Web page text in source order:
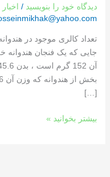
دیدگاه‌ خود را بنویسید /
جایی که یک فنجان
[…]
بیشتر بخوانید »